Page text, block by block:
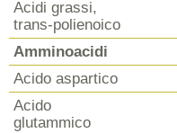
Acidi grassi,
trans-polienoico
Amminoacidi
Acido aspartico
Acido
glutammico